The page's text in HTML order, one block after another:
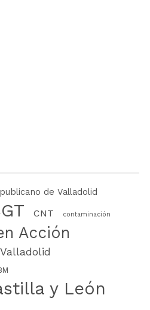
de Valladolid
CNT contaminación
Acción
y León